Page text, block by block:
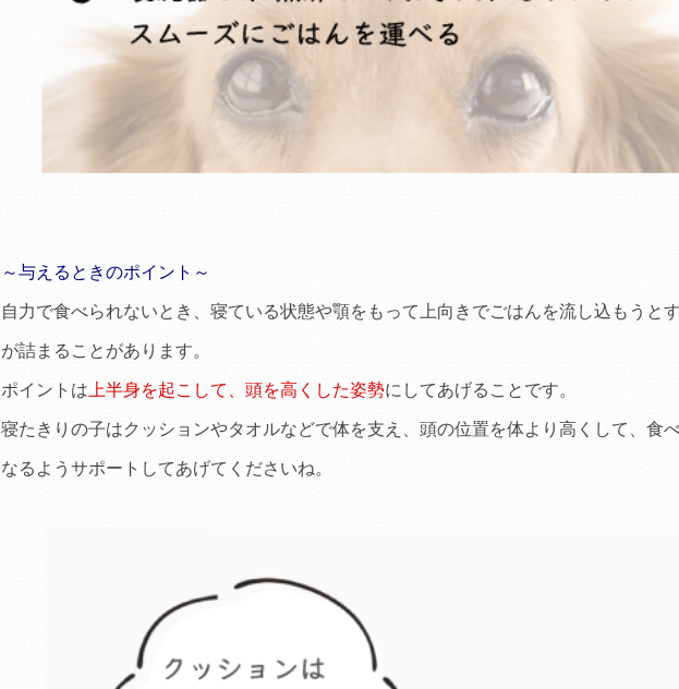
～与えるときのポイント～
自力で食べられないとき、寝ている状態や顎をもって上向きでごはんを流し込もうと
が詰まることがあります。
ポイントは 上半身を起こして、頭を高くした姿勢にしてあげることです。
寝たきりの子はクッションやタオルなどで体を支え、頭の位置を体より高くして、食
なるようサポートしてあげてくださいね。